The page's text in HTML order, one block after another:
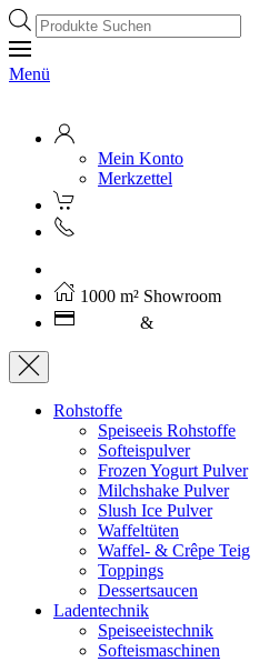
Products
search
Menü
Mein Konto
Merkzettel
1000 m² Showroom
&
Rohstoffe
Speiseeis Rohstoffe
Softeispulver
Frozen Yogurt Pulver
Milchshake Pulver
Slush Ice Pulver
Waffeltüten
Waffel- & Crêpe Teig
Toppings
Dessertsaucen
Ladentechnik
Speiseeistechnik
Softeismaschinen